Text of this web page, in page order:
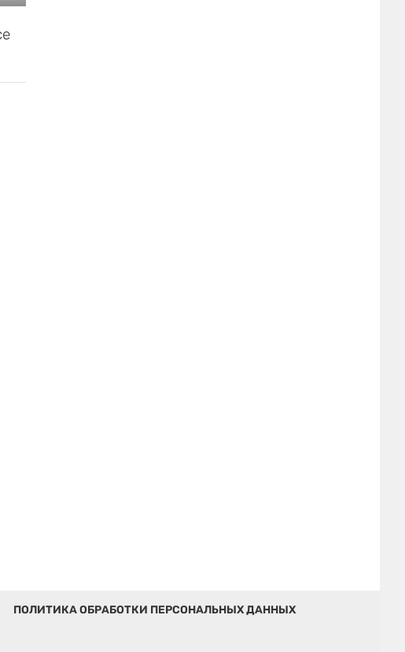
ПОЛИТИКА ОБРАБОТКИ ПЕРСОНАЛЬНЫХ ДАННЫХ